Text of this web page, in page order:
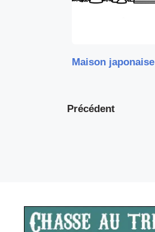
Maison japonaise
Précédent